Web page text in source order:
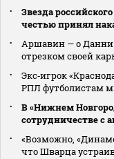
Звезда
честью принял
Аршавин — о
отрезком своей
Экс‑игрок
РПЛ футболистам
В «Нижнем
сотрудничестве с
«Возможно,
что Шварца